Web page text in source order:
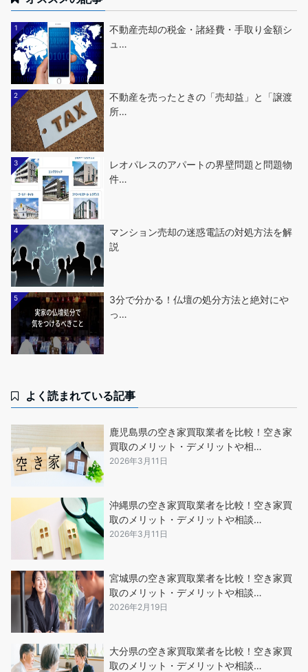
1
不動産売却の税金・諸経費・手取り金額シ
ュ…
2
不動産を売ったときの「売却益」と「譲渡
所…
3
レオパレスのアパートの界壁問題と問題物
件…
4
マンション売却の迷惑電話の対処方法を解
説
5
3分で分かる！仏壇の処分方法と絶対にや
っ…
よく読まれている記事
鹿児島県の空き家買取業者を比較！空き家
買取のメリット・デメリットや相…
2026年3月11日
沖縄県の空き家買取業者を比較！空き家買
取のメリット・デメリットや相談…
2026年3月11日
宮城県の空き家買取業者を比較！空き家買
取のメリット・デメリットや相談…
2026年2月19日
大分県の空き家買取業者を比較！空き家買
取のメリット・デメリットや相談…